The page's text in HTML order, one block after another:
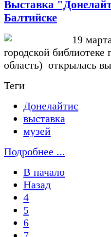
Выставка
Балтийске
19
городской
область) открылась
Теги
Донелайтис
выставка
музей
Подробнее ...
В начало
Назад
4
5
6